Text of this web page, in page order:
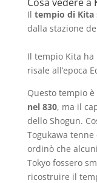
Il tempio di Kita
dalla stazione
Il tempio Kita ha
risale all’epoca
Questo tempio
nel 830, ma il
dello Shogun.
Togukawa
ordinò che
Tokyo fossero
ricostruire il